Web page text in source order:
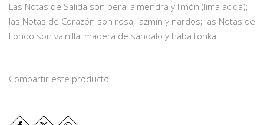
Las Notas de Salida son pera, almendra y limón (lima ácida);
las Notas de Corazón son rosa, jazmín y nardos; las Notas de
Fondo son vainilla, madera de sándalo y haba tonka.
Compartir este producto